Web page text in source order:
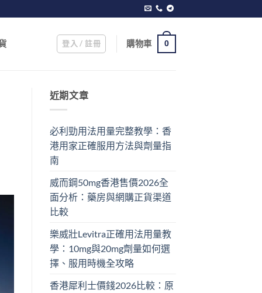
登入 / 註冊 購物車 0
近期文章
必利勁用法用量完整教學：香
港用家正確服用方法與劑量指
南
威而鋼50mg香港售價2026全
面分析：藥房與網購正貨渠道
比較
樂威壯Levitra正確用法用量教
學：10mg與20mg劑量如何選
擇、服用時機全攻略
香港犀利士價錢2026比較：原